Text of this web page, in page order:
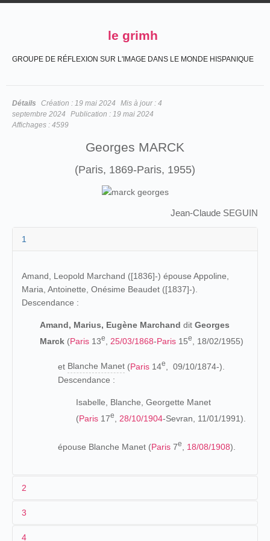
le grimh
GROUPE DE RÉFLEXION SUR L'IMAGE DANS LE MONDE HISPANIQUE
Détails Création : 19 mai 2024 Mis à jour : 4
septembre 2024
Publication : 19 mai 2024
Affichages : 4599
Georges MARCK
(Paris, 1869-Paris, 1955)
Jean-Claude SEGUIN
1
Amand, Leopold Marchand ([1836]-) épouse Appoline,
Maria, Antoinette, Onésime Beaudet ([1837]-).
Descendance :
Amand, Marius, Eugène Marchand dit Georges
Marck (Paris 13e 25/03/1868-Paris 15e , 18/02/1955)
et Blanche Manet (Paris 14e
, 09/10/1874-).
Descendance :
Isabelle, Blanche, Georgette Manet
(Paris 17e 28/10/1904-Sevran, 11/01/1991).
épouse Blanche Manet (Paris 7e 18/08/1908).
2
3
4